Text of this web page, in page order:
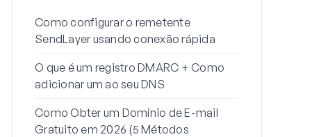
Como configurar o remetente
SendLayer usando conexão rápida
O que é um registro DMARC + Como
adicionar um ao seu DNS
Como Obter um Domínio de E-mail
Gratuito em 2026 (5 Métodos